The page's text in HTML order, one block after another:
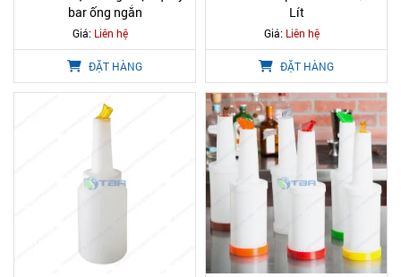
bar ống ngắn
Giá: Liên hệ
ĐẶT HÀNG
Lít
Giá: Liên hệ
ĐẶT HÀNG